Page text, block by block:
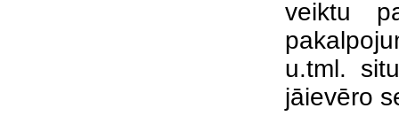
veiktu
u.tml.
jāievēro